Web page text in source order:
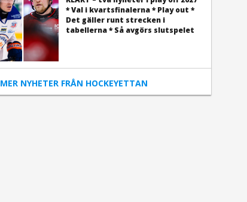
* Val i kvartsfinalerna * Play out *
Det gäller runt strecken i
tabellerna * Så avgörs slutspelet
MER NYHETER FRÅN HOCKEYETTAN